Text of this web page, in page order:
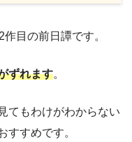
目の前日譚です。
ずれます。
てもわけがわからない
すすめです。